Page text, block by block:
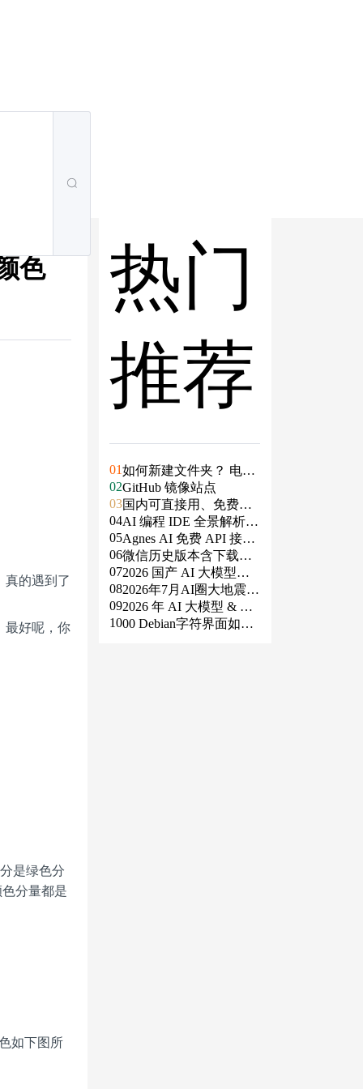
色
真的遇到了
最好呢，你
是绿色分
分量都是
如下图所
热门
推荐
01如何新建文件夹？ 电脑
新建文件夹的4种方法
02GitHub 镜像站点
03国内可直接用、免费额
度/永久免费的大模型AP
I清单（含 SiliconFlow、
火山、阿里、智谱、百
度、Kimi、DeepSeek、
DMXAPI 等）
04AI 编程 IDE 全景解析 2
026：Agent 全面接管开
发链路
05Agnes AI 免费 API 接入
指南：文本、生图、生
视频，一套接口全免费
06微信历史版本含下载地
址（ Windows PC | 安卓
| MAC ）及设置微信不
更新
072026 国产 AI 大模型横
评：DeepSeek、通义千
问、Kimi、文心一言、
星火、豆包谁更能打？
082026年7月AI圈大地震：
GPT-5.6被政府限制、Cl
aude入驻Slack、Anthrop
092026 年 AI 大模型 & AI
编程工具实战全总结
1000 Debian字符界面如何